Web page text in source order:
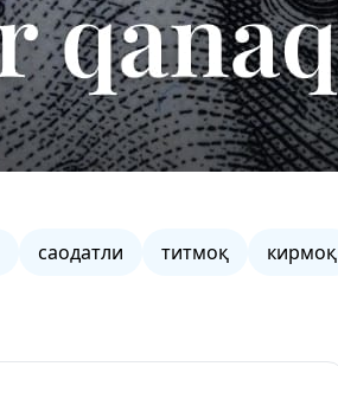
саодатли титмоқ кирмоқ